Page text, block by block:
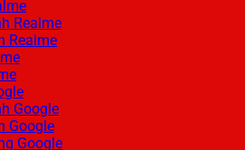
Realme
Realme
Google
Google
Google